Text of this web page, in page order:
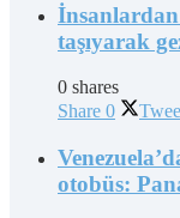
taşıyarak
0 shares
Share 0
otobüs: